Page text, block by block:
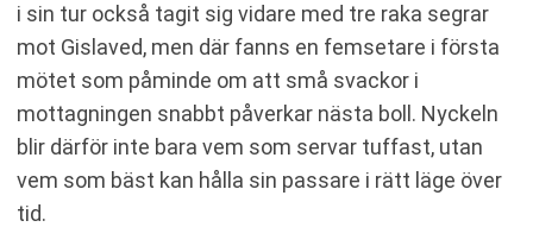
i sin tur också tagit sig vidare med tre raka segrar
mot Gislaved, men där fanns en femsetare i första
mötet som påminde om att små svackor i
mottagningen snabbt påverkar nästa boll. Nyckeln
blir därför inte bara vem som servar tuffast, utan
vem som bäst kan hålla sin passare i rätt läge över
tid.